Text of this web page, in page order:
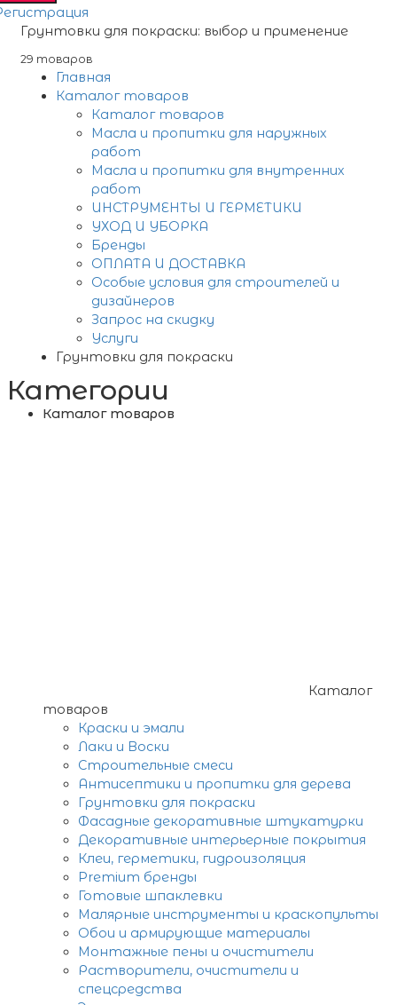
Грунтовки для покраски: выбор и применение
29 товаров
Главная
Каталог товаров
Каталог товаров
Масла и пропитки для наружных
работ
Масла и пропитки для внутренних
работ
ИНСТРУМЕНТЫ И ГЕРМЕТИКИ
УХОД И УБОРКА
Бренды
ОПЛАТА И ДОСТАВКА
Особые условия для строителей и
дизайнеров
Запрос на скидку
Услуги
Грунтовки для покраски
Категории
Каталог товаров
Каталог
товаров
Краски и эмали
Лаки и Воски
Строительные смеси
Антисептики и пропитки для дерева
Грунтовки для покраски
Фасадные декоративные штукатурки
Декоративные интерьерные покрытия
Клеи, герметики, гидроизоляция
Premium бренды
Готовые шпаклевки
Малярные инструменты и краскопульты
Обои и армирующие материалы
Монтажные пены и очистители
Растворители, очистители и
спецсредства